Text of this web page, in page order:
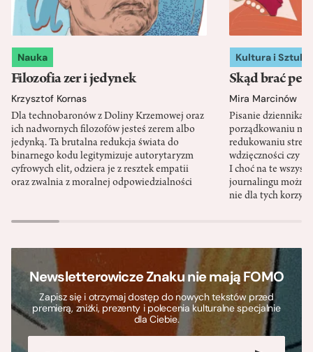
Nauka
Filozofia zer i jedynek
Krzysztof Kornas
Dla technobaronów z Doliny Krzemowej oraz
ich nadwornych filozofów jesteś zerem albo
jedynką. Ta brutalna redukcja świata do
binarnego kodu legitymizuje autorytaryzm
cyfrowych elit, odziera je z resztek empatii
oraz zwalnia z moralnej odpowiedzialności
Kultura i Sztuka
Skąd brać
Mira Marcinów
Pisanie dziennika
porządkowaniu
redukowaniu
wdzięczności czy
I choć na te
journalingu można
nie dla tych
Newsletterowicze Znaku nie mają FOMO
Zapisz się i otrzymaj dostęp do nowych tekstów przed
premierą, zniżki, prezenty i polecenia kulturalne specjalnie
dla Ciebie.